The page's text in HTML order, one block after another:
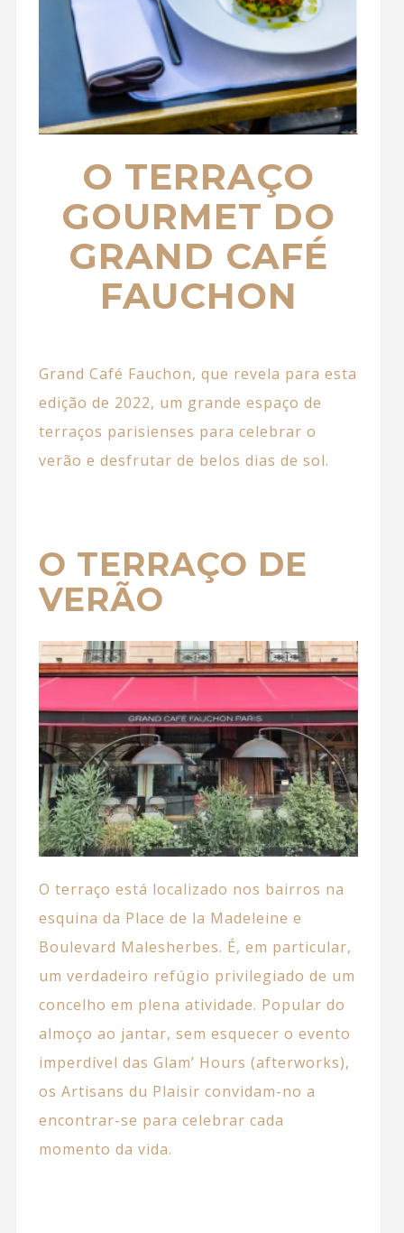
O TERRAÇO
GOURMET DO
GRAND CAFÉ
FAUCHON
Grand Café Fauchon, que revela para esta
edição de 2022, um grande espaço de
terraços parisienses para celebrar o
verão e desfrutar de belos dias de sol.
O TERRAÇO DE
VERÃO
O terraço está localizado nos bairros na
esquina da Place de la Madeleine e
Boulevard Malesherbes. É, em particular,
um verdadeiro refúgio privilegiado de um
concelho em plena atividade. Popular do
almoço ao jantar, sem esquecer o evento
imperdível das Glam’ Hours (afterworks),
os Artisans du Plaisir convidam-no a
encontrar-se para celebrar cada
momento da vida.